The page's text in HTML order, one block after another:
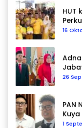
HUT
16
26
PAN
Kuya
1